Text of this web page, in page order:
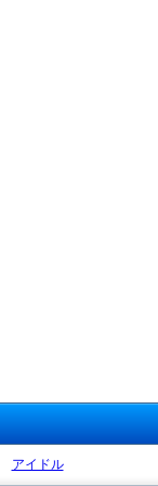
アイドル